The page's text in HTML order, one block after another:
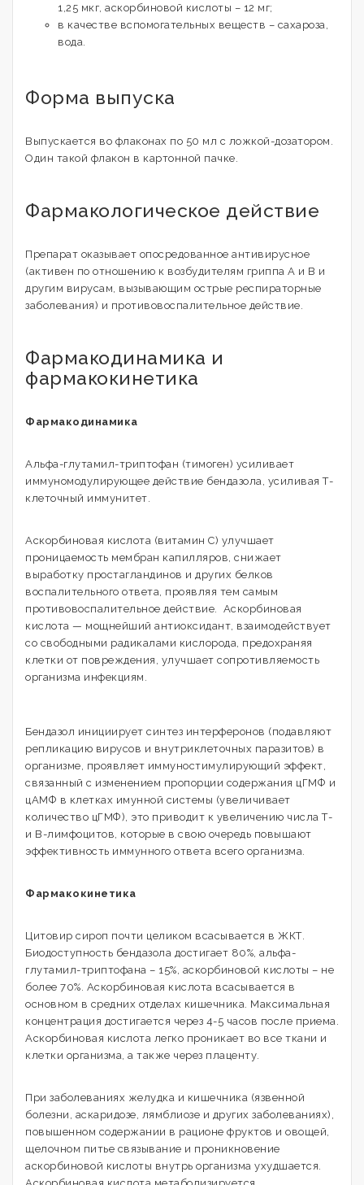
1,25 мкг, аскорбиновой кислоты – 12 мг;
в качестве вспомогательных веществ – сахароза,
вода.
Форма выпуска
Выпускается во флаконах по 50 мл с ложкой-дозатором.
Один такой флакон в картонной пачке.
Фармакологическое действие
Препарат оказывает опосредованное антивирусное
(активен по отношению к возбудителям гриппа А и В и
другим вирусам, вызывающим острые респираторные
заболевания) и противовоспалительное действие.
Фармакодинамика и
фармакокинетика
Фармакодинамика
Альфа-глутамил-триптофан (тимоген) усиливает
иммуномодулирующее действие бендазола, усиливая Т-
клеточный иммунитет.
Аскорбиновая кислота (витамин С) улучшает
проницаемость мембран капилляров, снижает
выработку простагландинов и других белков
воспалительного ответа, проявляя тем самым
противовоспалительное действие. Аскорбиновая
кислота — мощнейший антиоксидант, взаимодействует
со свободными радикалами кислорода, предохраняя
клетки от повреждения, улучшает сопротивляемость
организма инфекциям.
Бендазол инициирует синтез интерферонов (подавляют
репликацию вирусов и внутриклеточных паразитов) в
организме, проявляет иммуностимулирующий эффект,
связанный с изменением пропорции содержания цГМФ и
цАМФ в клетках имунной системы (увеличивает
количество цГМФ), это приводит к увеличению числа Т-
и В-лимфоцитов, которые в свою очередь повышают
эффективность иммунного ответа всего организма.
Фармакокинетика
Цитовир сироп почти целиком всасывается в ЖКТ.
Биодоступность бендазола достигает 80%, альфа-
глутамил-триптофана – 15%, аскорбиновой кислоты – не
более 70%. Аскорбиновая кислота всасывается в
основном в средних отделах кишечника. Максимальная
концентрация достигается через 4-5 часов после приема.
Аскорбиновая кислота легко проникает во все ткани и
клетки организма, а также через плаценту.
При заболеваниях желудка и кишечника (язвенной
болезни, аскаридозе, лямблиозе и других заболеваниях),
повышенном содержании в рационе фруктов и овощей,
щелочном питье связывание и проникновение
аскорбиновой кислоты внутрь организма ухудшается.